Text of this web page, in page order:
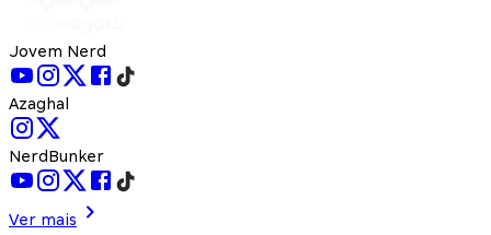
Jovem Nerd
Azaghal
NerdBunker
Ver mais